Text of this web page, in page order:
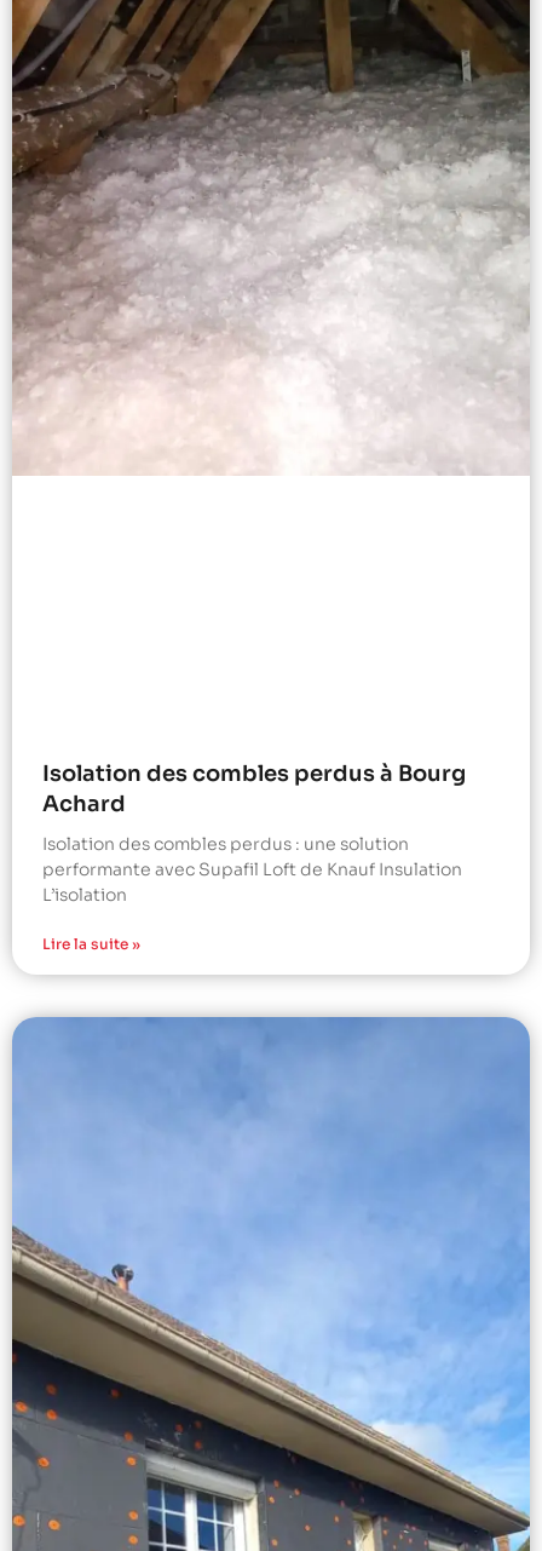
Isolation des combles perdus à Bourg
Achard
Isolation des combles perdus : une solution
performante avec Supafil Loft de Knauf Insulation
L’isolation
Lire la suite »